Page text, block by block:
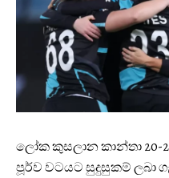
ලෝක කුසලාන කාන්තා 20-
පූර්ව වටයට සුදුසුකම් ලබා